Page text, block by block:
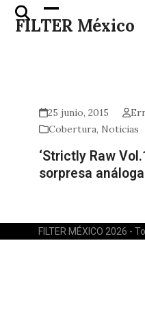
Skip
FILTER México
Open
mobile
Close
mobile
25 junio, 2015
Cobertura, Noticias
‘Strictly Raw
sorpresa
FILTER MÉXICO 2026 -